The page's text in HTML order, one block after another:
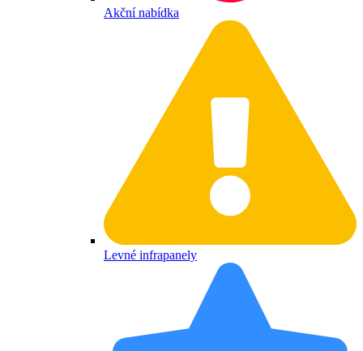
Akční nabídka
Levné infrapanely